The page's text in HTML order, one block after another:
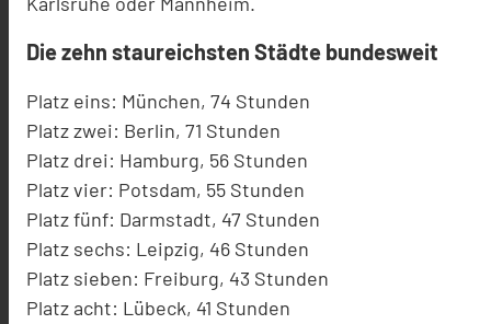
Die zehn staureichsten Städte bundesweit
Platz eins: München, 74 Stunden
Platz zwei: Berlin, 71 Stunden
Platz drei: Hamburg, 56 Stunden
Platz vier: Potsdam, 55 Stunden
Platz fünf: Darmstadt, 47 Stunden
Platz sechs: Leipzig, 46 Stunden
Platz sieben: Freiburg, 43 Stunden
Platz acht: Lübeck, 41 Stunden